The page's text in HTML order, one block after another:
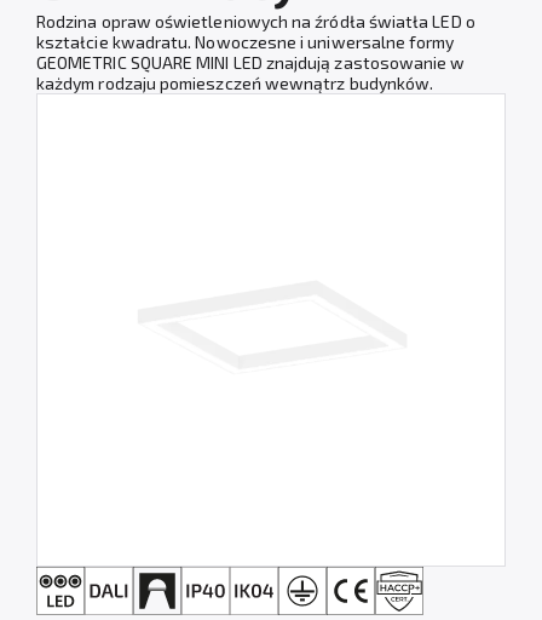
Rodzina opraw oświetleniowych na źródła światła LED o
kształcie kwadratu. Nowoczesne i uniwersalne formy
GEOMETRIC SQUARE MINI LED znajdują zastosowanie w
każdym rodzaju pomieszczeń wewnątrz budynków.